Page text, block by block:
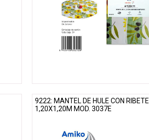
9222: MANTEL DE HULE CON RIBETE
1,20X1,20M MOD. 3037E